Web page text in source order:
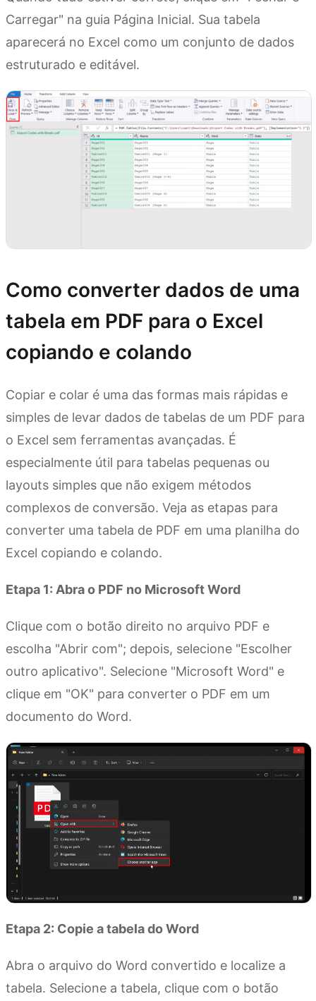
Carregar" na guia Página Inicial. Sua tabela
aparecerá no Excel como um conjunto de dados
estruturado e editável.
Como converter dados de uma
tabela em PDF para o Excel
copiando e colando
Copiar e colar é uma das formas mais rápidas e
simples de levar dados de tabelas de um PDF para
o Excel sem ferramentas avançadas. É
especialmente útil para tabelas pequenas ou
layouts simples que não exigem métodos
complexos de conversão. Veja as etapas para
converter uma tabela de PDF em uma planilha do
Excel copiando e colando.
Etapa 1: Abra o PDF no Microsoft Word
Clique com o botão direito no arquivo PDF e
escolha "Abrir com"; depois, selecione "Escolher
outro aplicativo". Selecione "Microsoft Word" e
clique em "OK" para converter o PDF em um
documento do Word.
Etapa 2: Copie a tabela do Word
Abra o arquivo do Word convertido e localize a
tabela. Selecione a tabela, clique com o botão